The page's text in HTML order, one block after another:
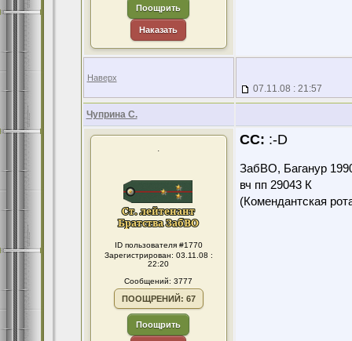
Поощрить
Наказать
Наверх
07.11.08 : 21:57
Чуприна С.
.
ID пользователя #1770
Зарегистрирован: 03.11.08 :
22:20
Сообщений: 3777
ПООЩРЕНИЙ: 67
Поощрить
CC: :-D
ЗабВО, Баганур
вч пп 29043 К
(Комендантская